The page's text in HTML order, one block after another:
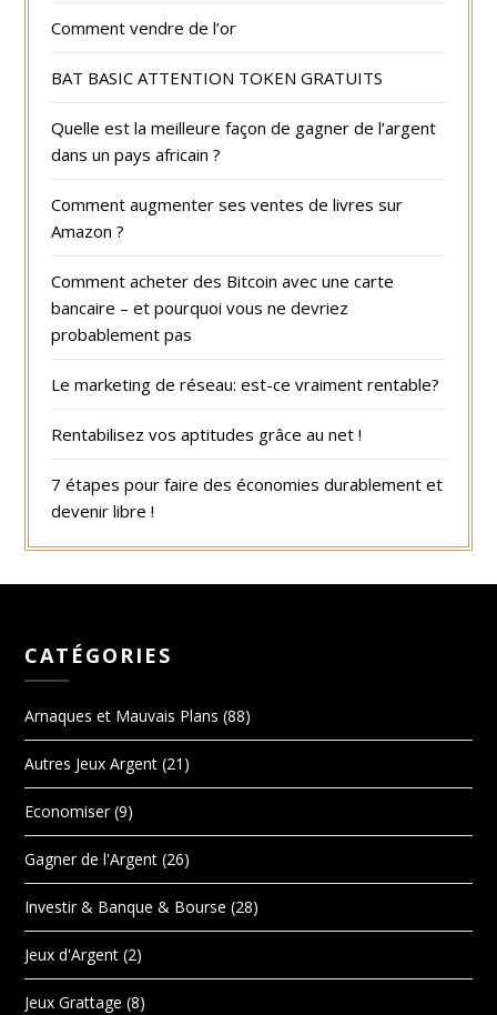
Comment vendre de l’or
BAT BASIC ATTENTION TOKEN GRATUITS
Quelle est la meilleure façon de gagner de l’argent
dans un pays africain ?
Comment augmenter ses ventes de livres sur
Amazon ?
Comment acheter des Bitcoin avec une carte
bancaire – et pourquoi vous ne devriez
probablement pas
Le marketing de réseau: est-ce vraiment rentable?
Rentabilisez vos aptitudes grâce au net !
7 étapes pour faire des économies durablement et
devenir libre !
CATÉGORIES
Arnaques et Mauvais Plans (88)
Autres Jeux Argent (21)
Economiser(9)
Gagner de l'Argent (26)
Investir & Banque & Bourse (28)
Jeux d'Argent (2)
Jeux Grattage (8)